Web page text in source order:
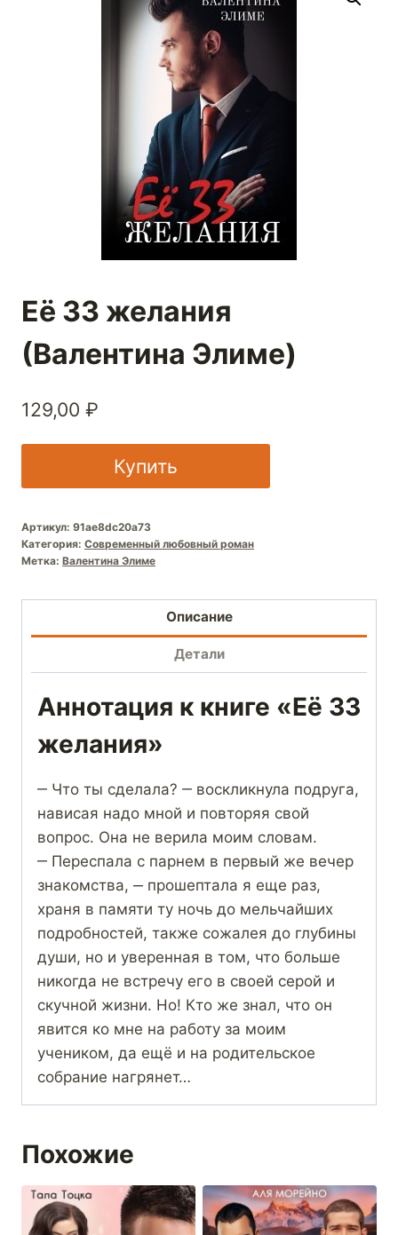
Её 33 желания
(Валентина Элиме)
129,00 ₽
Купить
Артикул: 91ae8dc20a73
Категория: Современный любовный роман
Метка: Валентина Элиме
Описание
Детали
Аннотация к книге «Её 33
желания»
‒ Что ты сделала? ‒ воскликнула подруга,
нависая надо мной и повторяя свой
вопрос. Она не верила моим словам.
‒ Переспала с парнем в первый же вечер
знакомства, ‒ прошептала я еще раз,
храня в памяти ту ночь до мельчайших
подробностей, также сожалея до глубины
души, но и уверенная в том, что больше
никогда не встречу его в своей серой и
скучной жизни. Но! Кто же знал, что он
явится ко мне на работу за моим
учеником, да ещё и на родительское
собрание нагрянет…
Похожие